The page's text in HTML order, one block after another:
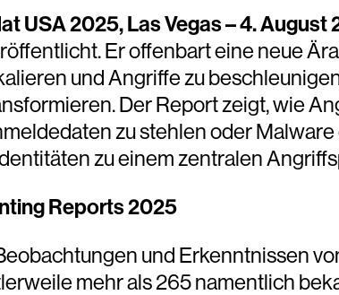
USA 2025, Las Vegas – 4. August
Er offenbart eine neue
und Angriffe zu
Der Report zeigt, wie
zu stehlen oder
zu einem zentralen
Reports 2025
und Erkenntnissen
mehr als 265 namentlich